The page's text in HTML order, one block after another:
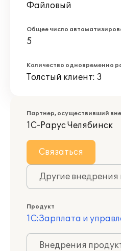
Файловый
Общее число
5
Количество одновременно
Толстый клиент: 3
Партнер, осуществивший
1С-Рарус Челябинск
Связаться
Другие внедрения
Продукт
1С:Зарплата и
Внедрения